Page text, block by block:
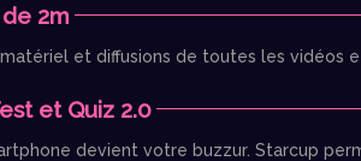
2m
et diffusions de toutes les vidéos
et Quiz 2.0
devient votre buzzur. Starcup